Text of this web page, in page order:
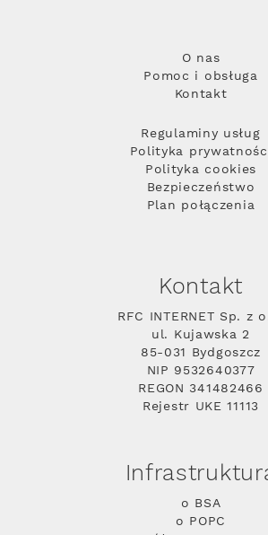
O nas
Pomoc i obsługa
Kontakt
Regulaminy usług
Polityka
Polityka cookies
Bezpieczeństwo
Plan połączenia
Kontakt
RFC INTERNET Sp. z
ul. Kujawska 2
85-031 Bydgoszcz
NIP 9532640377
REGON 341482466
Rejestr UKE 11113
o BSA
o POPC